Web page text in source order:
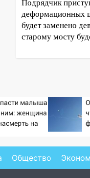
Подрядчик
деформационных
будет заменено
старому мосту
малыша
ним: женщина
на
Общество